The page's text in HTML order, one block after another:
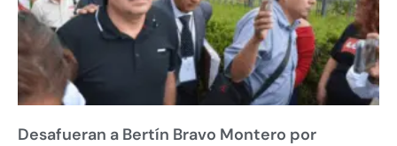
Desafueran a Bertín Bravo Montero por